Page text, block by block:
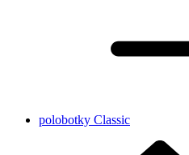
polobotky Classic